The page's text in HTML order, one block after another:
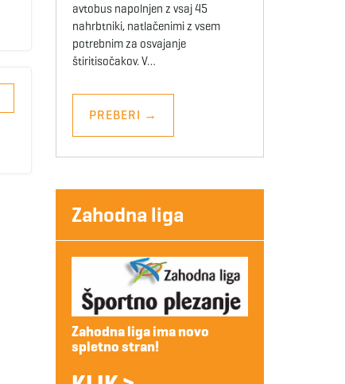
avtobus napolnjen z vsaj 45
nahrbtniki, natlačenimi z vsem
potrebnim za osvajanje
štiritisočakov. V…
PREBERI →
Zahodna liga
Zahodna liga ima novo
spletno stran!